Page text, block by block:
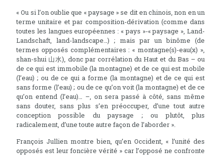
« Ou si l’on oublie que « paysage » se dit en chinois, non en un
terme unitaire et par composition-dérivation (comme dans
toutes les langues européennes : « pays »-« paysage », Land-
Landschaft, land-landscape…) ; mais par un binôme (de
termes opposés complémentaires : « montagne(s)-eau(x) »,
shan-shui 山水), donc par corrélation du Haut et du Bas – ou
de ce qui est immobile (la montagne) et de ce qui est mobile
(l’eau) ; ou de ce qui a forme (la montagne) et de ce qui est
sans forme (l’eau) ; ou de ce qu’on voit (la montagne) et de ce
qu’on entend (l’eau)… –, on sera passé à côté, sans même
sans douter, sans plus s’en préoccuper, d’une tout autre
conception possible du paysage ; ou plutôt, plus
radicalement, d’une toute autre façon de l’aborder ».
François Jullien montre bien, qu’en Occident, « l’unité des
opposés est leur foncière vérité » car l’opposé ne confronte